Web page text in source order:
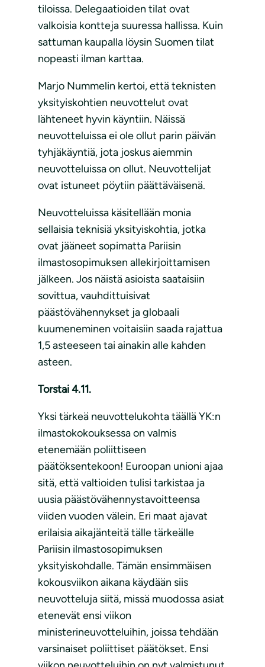
tiloissa. Delegaatioiden tilat ovat
valkoisia kontteja suuressa hallissa. Kuin
sattuman kaupalla löysin Suomen tilat
nopeasti ilman karttaa.
Marjo Nummelin kertoi, että teknisten
yksityiskohtien neuvottelut ovat
lähteneet hyvin käyntiin. Näissä
neuvotteluissa ei ole ollut parin päivän
tyhjäkäyntiä, jota joskus aiemmin
neuvotteluissa on ollut. Neuvottelijat
ovat istuneet pöytiin päättäväisenä.
Neuvotteluissa käsitellään monia
sellaisia teknisiä yksityiskohtia, jotka
ovat jääneet sopimatta Pariisin
ilmastosopimuksen allekirjoittamisen
jälkeen. Jos näistä asioista saataisiin
sovittua, vauhdittuisivat
päästövähennykset ja globaali
kuumeneminen voitaisiin saada rajattua
1,5 asteeseen tai ainakin alle kahden
asteen.
Torstai 4.11.
Yksi tärkeä neuvottelukohta täällä YK:n
ilmastokokouksessa on valmis
etenemään poliittiseen
päätöksentekoon! Euroopan unioni ajaa
sitä, että valtioiden tulisi tarkistaa ja
uusia päästövähennystavoitteensa
viiden vuoden välein. Eri maat ajavat
erilaisia aikajänteitä tälle tärkeälle
Pariisin ilmastosopimuksen
yksityiskohdalle. Tämän ensimmäisen
kokousviikon aikana käydään siis
neuvotteluja siitä, missä muodossa asiat
etenevät ensi viikon
ministerineuvotteluihin, joissa tehdään
varsinaiset poliittiset päätökset. Ensi